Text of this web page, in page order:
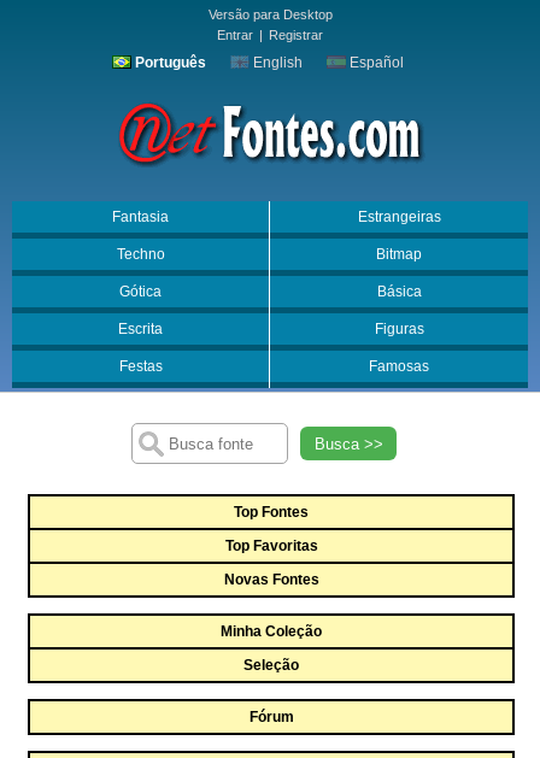
Versão para Desktop
Entrar | Registrar
Português English Español
Fantasia Estrangeiras
Techno Bitmap
Gótica Básica
Escrita Figuras
Festas Famosas
Busca >>
Top Fontes
Top Favoritas
Novas Fontes
Minha Coleção
Seleção
Fórum